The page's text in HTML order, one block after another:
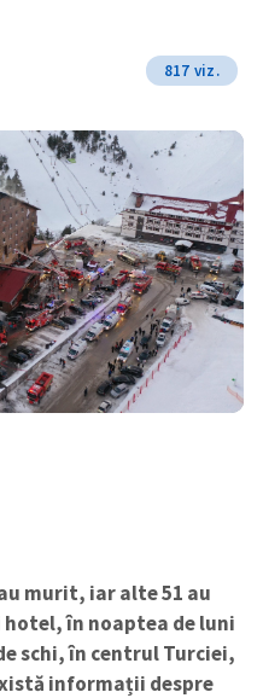
817 viz.
murit, iar alte 51 au
în noaptea de luni
schi, în centrul Turciei,
informații despre